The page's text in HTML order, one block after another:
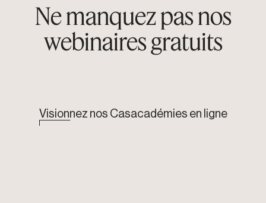
Ne manquez pas nos
webinaires gratuits
Visionnez nos Casacadémies en ligne